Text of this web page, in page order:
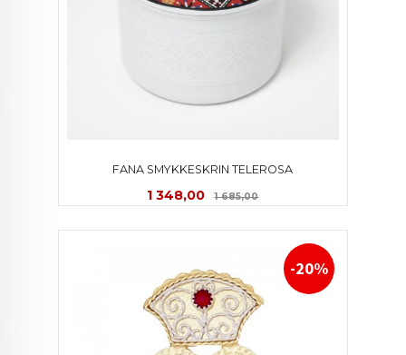
FANA SMYKKESKRIN TELEROSA
Tilbud
1 348,00 1 685,00Rabatt
-20%